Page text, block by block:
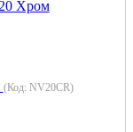
(Код: NV20CR)